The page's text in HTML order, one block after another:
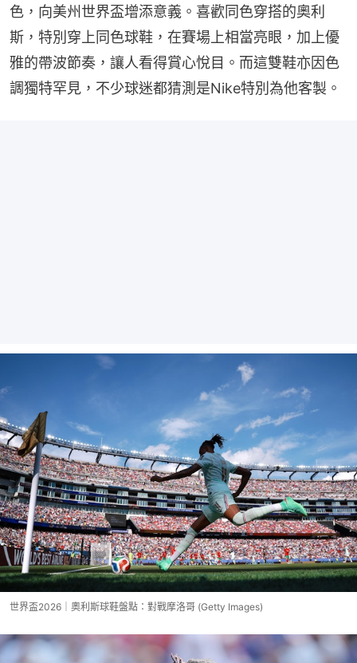
色，向美州世界盃增添意義。喜歡同色穿搭的奧利
斯，特別穿上同色球鞋，在賽場上相當亮眼，加上優
雅的帶波節奏，讓人看得賞心悅目。而這雙鞋亦因色
調獨特罕見，不少球迷都猜測是Nike特別為他客製。
世界盃2026｜奧利斯球鞋盤點：對戰摩洛哥 (Getty Images)